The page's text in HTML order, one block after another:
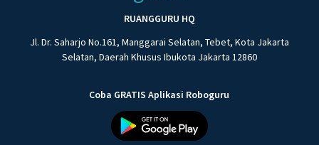
RUANGGURU HQ
Jl. Dr. Saharjo No.161, Manggarai Selatan, Tebet, Kota Jakarta
Selatan, Daerah Khusus Ibukota Jakarta 12860
Coba GRATIS Aplikasi Roboguru